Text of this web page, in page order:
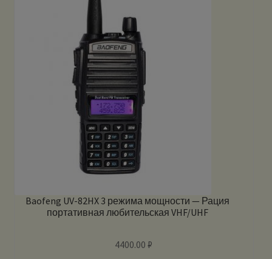
Baofeng UV-82HX 3 режима мощности — Рация
портативная любительская VHF/UHF
4400.00₽